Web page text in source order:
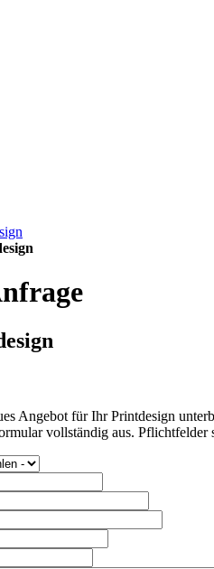
Angebot für Ihr Printdesign
vollständig aus. Pflichtfelder